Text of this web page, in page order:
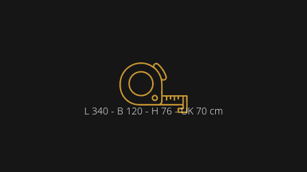
L 340 - B 120 - H 76 - UK 70 cm